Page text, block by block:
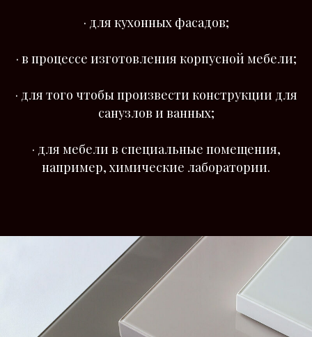
· для кухонных фасадов;
· в процессе изготовления корпусной мебели;
· для того чтобы произвести конструкции для
санузлов и ванных;
· для мебели в специальные помещения,
например, химические лаборатории.